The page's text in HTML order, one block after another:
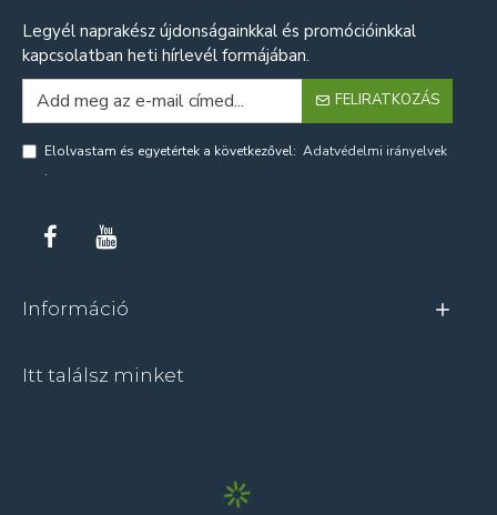
Legyél naprakész újdonságainkkal és promócióinkkal
kapcsolatban heti hírlevél formájában.
FELIRATKOZÁS
Elolvastam és egyetértek a következővel: Adatvédelmi irányelvek
.
Információ
Itt találsz minket